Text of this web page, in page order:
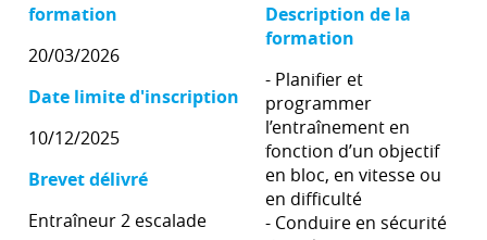
formation
20/03/2026
Date limite d'inscription
10/12/2025
Brevet délivré
Entraîneur 2 escalade
Description de la
formation
- Planifier et
programmer
l’entraînement en
fonction d’un objectif
en bloc, en vitesse ou
en difficulté
- Conduire en sécurité